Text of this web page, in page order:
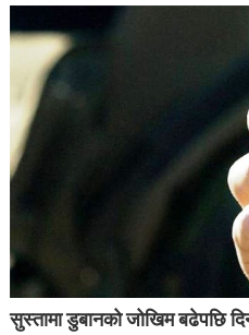
सुस्तामा डुबानको जोखिम बढेपछि